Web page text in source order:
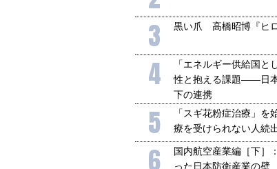
3 黒い爪 高橋昭博『ヒ
4
「エネルギー供給国と
性と抱える課題――日
下の連携
5
「スギ花粉症治療」
療を受けられない人続
6
国内航空産業編［下］
った日本防衛産業の壁